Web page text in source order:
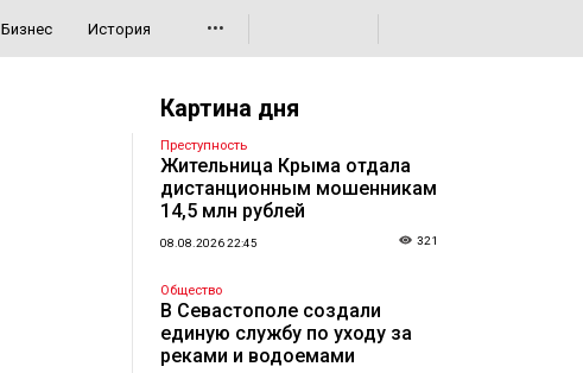
Бизнес История •••
Картина дня
Преступность
Жительница Крыма отдала
дистанционным мошенникам
14,5 млн рублей
08.08.2026 22:45 321
Общество
В Севастополе создали
единую службу по уходу за
реками и водоемами